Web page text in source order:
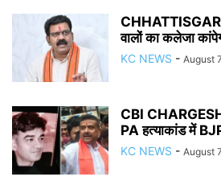
वालों का कलेजा
KC NEWS - August
CBI
PA हत्याकांड में
KC NEWS - August